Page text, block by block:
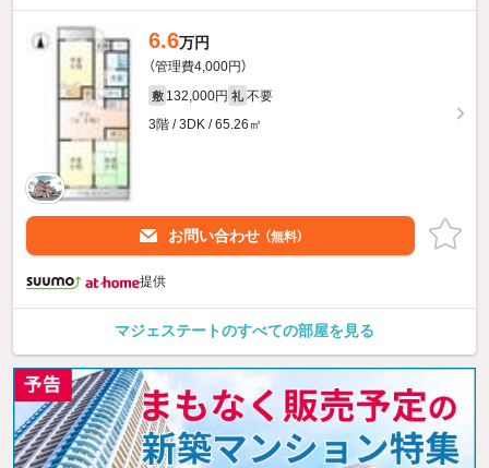
6.6万円
（管理費4,000円）
敷 132,000円 礼 不要
3階 / 3DK / 65.26㎡
お問い合わせ （無料）
提供
マジェステートのすべての部屋を見る